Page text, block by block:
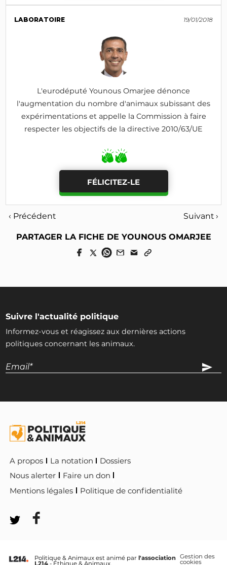
LABORATOIRE 19/01/2018
L'eurodéputé Younous Omarjee dénonce
l'augmentation du nombre d'animaux subissant des
expérimentations et appelle la Commission à faire
respecter les objectifs de la directive 2010/63/UE
FÉLICITEZ-LE
‹ Précédent Suivant ›
PARTAGER LA FICHE DE YOUNOUS OMARJEE
Suivre l'actualité politique
Informez-vous et réagissez aux dernières actions
politiques concernant les animaux.
A propos La notation
Dossiers
Nous alerter
Faire un don
Mentions légales
Politique de confidentialité
Politique & Animaux est animé parl'association
L214 - Éthique & Animaux.
Gestion des
cookies